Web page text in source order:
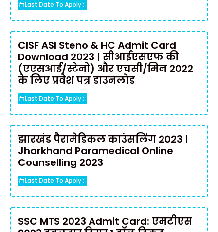
Last Date To Apply :
CISF ASI Steno & HC Admit Card
Download 2023 | सीआईएसएफ की
(एएसआई/स्टेनो) और एचसी/मिन 2022
के लिए प्रवेश पत्र डाउनलोड
Last Date To Apply :
झारखंड पैरामेडिकल काउंसलिंग 2023 |
Jharkhand Paramedical Online
Counselling 2023
Last Date To Apply :
SSC MTS 2023 Admit Card: एमटीएस